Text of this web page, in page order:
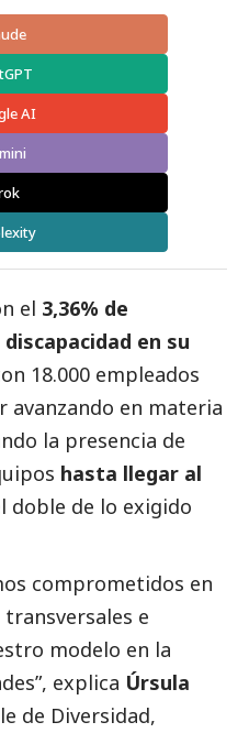
AI
el 3,36% de
en su
18.000 empleados
avanzando en materia
la presencia de
hasta llegar al
doble de lo exigido
comprometidos en
e
modelo en la
explica Úrsula
de Diversidad,